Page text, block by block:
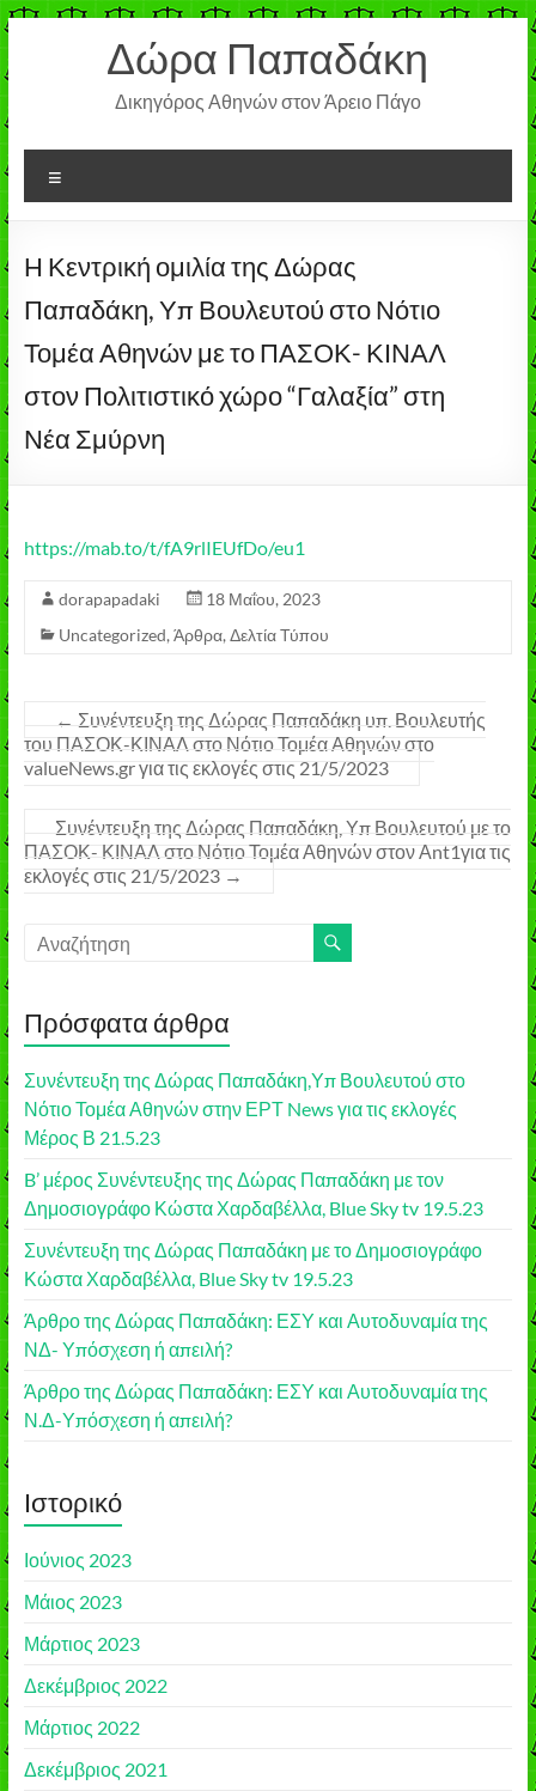
Μετάβαση
περιεχόμενοΔώρα Παπαδάκη
Δικηγόρος Αθηνών στον Άρειο Πάγο
Η Κεντρική ομιλία της Δώρας
Παπαδάκη, Υπ Βουλευτού στο Νότιο
Τομέα Αθηνών με το ΠΑΣΟΚ- ΚΙΝΑΛ
στον Πολιτιστικό χώρο “Γαλαξία” στη
Νέα Σμύρνη
https://mab.to/t/fA9rlIEUfDo/eu1
dorapapadaki
18 Μαΐου, 2023
Uncategorized, Άρθρα, Δελτία Τύπου
← Συνέντευξη της Δώρας Παπαδάκη υπ. Βουλευτής
του ΠΑΣΟΚ-ΚΙΝΑΛ στο Νότιο Τομέα Αθηνών στο
valueNews.gr για τις εκλογές στις 21/5/2023
Συνέντευξη της Δώρας Παπαδάκη, Υπ Βουλευτού με το
ΠΑΣΟΚ- ΚΙΝΑΛ στο Νότιο Τομέα Αθηνών στον Αnt1για τις
εκλογές στις 21/5/2023 →
Πρόσφατα άρθρα
Συνέντευξη της Δώρας Παπαδάκη,Υπ Βουλευτού στο
Νότιο Τομέα Αθηνών στην ΕΡΤ News για τις εκλογές
Μέρος Β 21.5.23
B’ μέρος Συνέντευξης της Δώρας Παπαδάκη με τον
Δημοσιογράφο Κώστα Χαρδαβέλλα, Blue Sky tv 19.5.23
Συνέντευξη της Δώρας Παπαδάκη με το Δημοσιογράφο
Κώστα Χαρδαβέλλα, Blue Sky tv 19.5.23
Άρθρο της Δώρας Παπαδάκη: ΕΣΥ και Αυτοδυναμία της
ΝΔ- Υπόσχεση ή απειλή?
Άρθρο της Δώρας Παπαδάκη: ΕΣΥ και Αυτοδυναμία της
Ν.Δ-Υπόσχεση ή απειλή?
Ιστορικό
Ιούνιος 2023
Μάιος 2023
Μάρτιος 2023
Δεκέμβριος 2022
Μάρτιος 2022
Δεκέμβριος 2021